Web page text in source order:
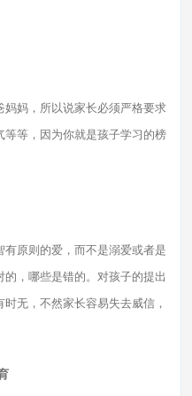
妈，所以说家长必须严格要求
等等，因为你就是孩子学习的榜
原则的爱，而不是溺爱或者是
，哪些是错的。对孩子的提出
无，不然家长容易失去威信，